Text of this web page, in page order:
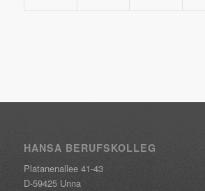
HANSA BERUFSKOLLEG
Platanenallee 41-43
D-59425 Unna